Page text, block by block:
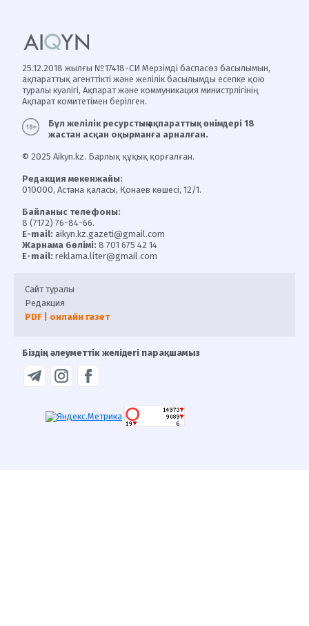
25.12.2018 жылғы №17418-СИ Мерзімді баспасөз басылымын,
ақпараттық агенттікті және желілік басылымды есепке қою
туралы куәлігі, Ақпарат және коммуникация министрлігінің
Ақпарат комитетімен берілген.
Бұл желілік ресурстың ақпараттық өнімдері 18
жастан асқан оқырманға арналған.
© 2025 Aikyn.kz. Барлық құқық қорғалған.
Редакция мекенжайы:
010000, Астана қаласы, Қонаев көшесі, 12/1.
Байланыс телефоны:
8 (7172) 76-84-66.
E-mail: aikyn.kz.gazeti@gmail.com
Жарнама бөлімі: 8 701 675 42 14
E-mail: reklama.liter@gmail.com
Сайт туралы
Редакция
PDF | онлайн газет
Біздің әлеуметтік желідегі парақшамыз